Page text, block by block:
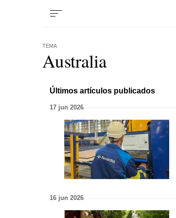
TEMA
Australia
Últimos artículos publicados
17 jun 2026
16 jun 2026